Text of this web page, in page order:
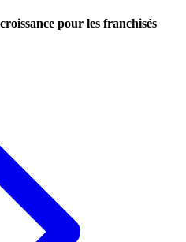
pour les franchisés